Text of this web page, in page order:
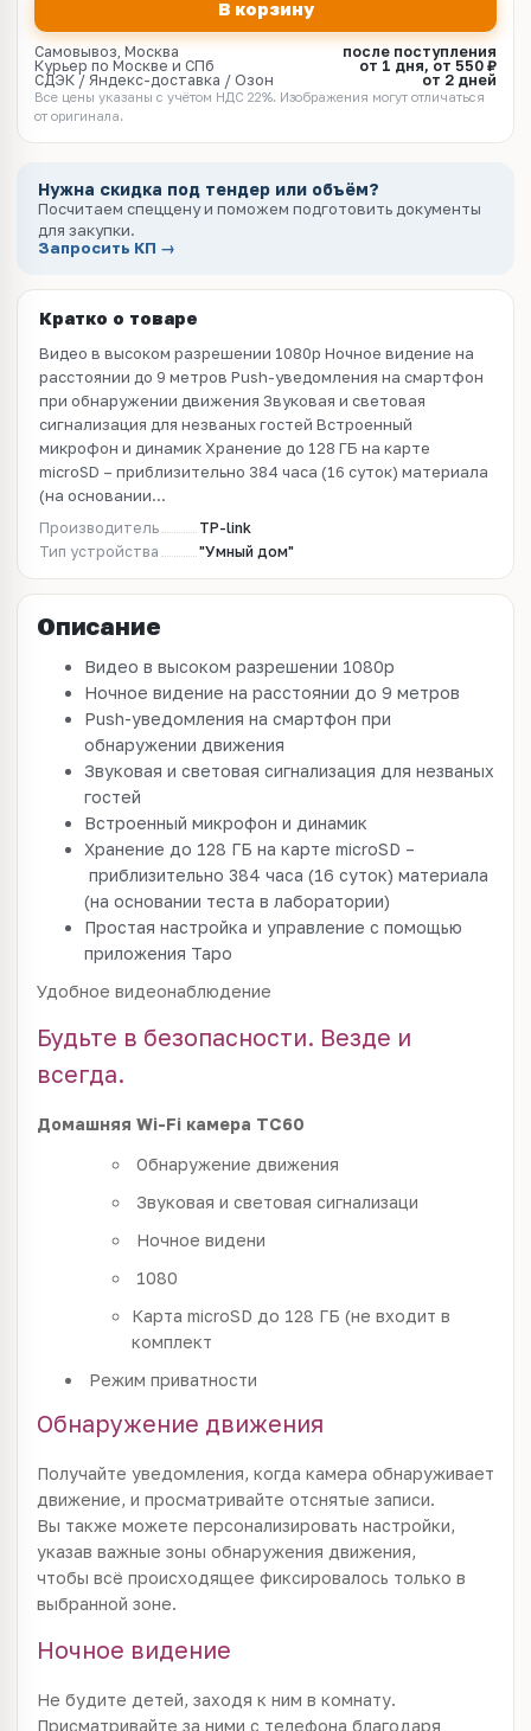
В корзину
Самовывоз, Москва
после поступления
Курьер по Москве и СПб
от 1 дня, от 550 ₽
СДЭК / Яндекс-доставка / Озон
от 2 дней
Все цены указаны с учётом НДС 22%. Изображения могут отличаться
от оригинала.
Нужна скидка под тендер или объём?
Посчитаем спеццену и поможем подготовить документы
для закупки.
Запросить КП →
Кратко о товаре
Видео в высоком разрешении 1080p Ночное видение на
расстоянии до 9 метров Push-уведомления на смартфон
при обнаружении движения Звуковая и световая
сигнализация для незваных гостей Встроенный
микрофон и динамик Хранение до 128 ГБ на карте
microSD – приблизительно 384 часа (16 суток) материала
(на основании...
Производитель
TP-link
Тип устройства
"Умный дом"
Описание
Видео в высоком разрешении 1080p
Ночное видение на расстоянии до 9 метров
Push-уведомления на смартфон при
обнаружении движения
Звуковая и световая сигнализация для незваных
гостей
Встроенный микрофон и динамик
Хранение до 128 ГБ на карте microSD –
приблизительно 384 часа (16 суток) материала
(на основании теста в лаборатории)
Простая настройка и управление с помощью
приложения Tapo
Удобное видеонаблюдение
Будьте в безопасности. Везде и
всегда.
Домашняя Wi-Fi камера TC60
Обнаружение движения
Звуковая и световая сигнализаци
Ночное видени
1080
Карта microSD до 128 ГБ (не входит в
комплект
Режим приватности
Обнаружение движения
Получайте уведомления, когда камера обнаруживает
движение, и просматривайте отснятые записи.
Вы также можете персонализировать настройки,
указав важные зоны обнаружения движения,
чтобы всё происходящее фиксировалось только в
выбранной зоне.
Ночное видение
Не будите детей, заходя к ним в комнату.
Присматривайте за ними с телефона благодаря